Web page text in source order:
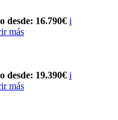
desde: 16.790€ i
más
desde: 19.390€ i
más